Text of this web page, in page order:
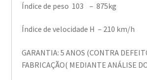
Índice de peso 103 – 875kg
Índice de velocidade H – 210 km/h
GARANTIA: 5 ANOS (CONTRA
FABRICAÇÃO( MEDIANTE ANÁLISE